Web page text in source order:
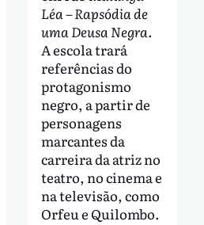
Léa – Rapsódia de
uma Deusa Negra.
A escola trará
referências do
protagonismo
negro, a partir de
personagens
marcantes da
carreira da atriz no
teatro, no cinema e
na televisão, como
Orfeu e Quilombo.